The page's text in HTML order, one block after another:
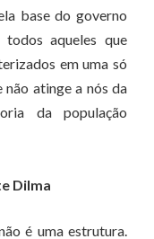
base do governo
aqueles que
em uma só
não atinge a nós da
da população
Dilma
é uma estrutura.